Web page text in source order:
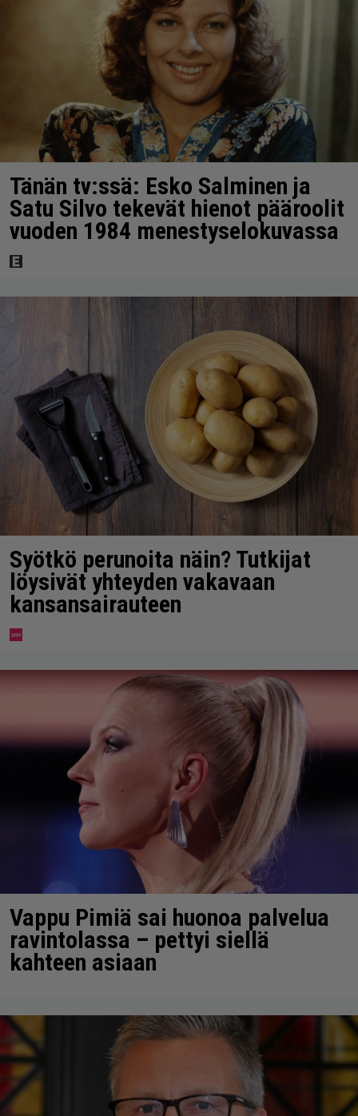
Tänän tv:ssä: Esko Salminen ja
Satu Silvo tekevät hienot pääroolit
vuoden 1984 menestyselokuvassa
Syötkö perunoita näin? Tutkijat
löysivät yhteyden vakavaan
kansansairauteen
Vappu Pimiä sai huonoa palvelua
ravintolassa – pettyi siellä
kahteen asiaan